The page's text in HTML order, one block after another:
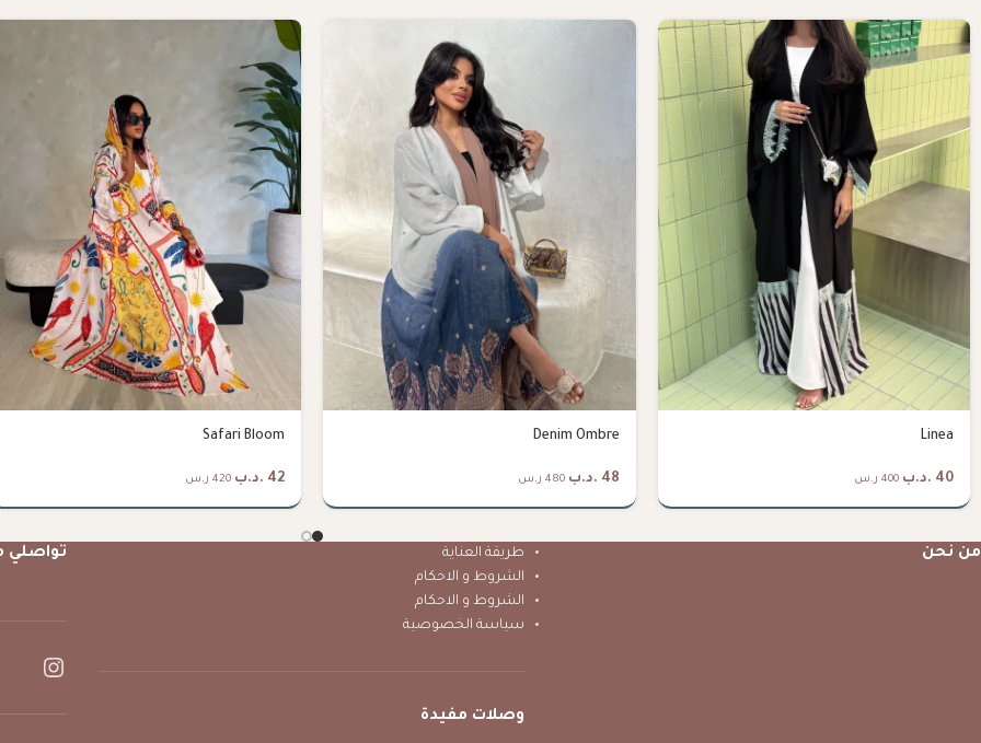
Linea
40 .د.ب 400 ر.س
Denim Ombre
48 .د.ب 480 ر.س
Safari Bloom
42 .د.ب 420 ر.س
من نحن
طريقة العناية
الشروط و الاحكام
الشروط و الاحكام
سياسة الخصوصية
وصلات مفيدة
تواصلي